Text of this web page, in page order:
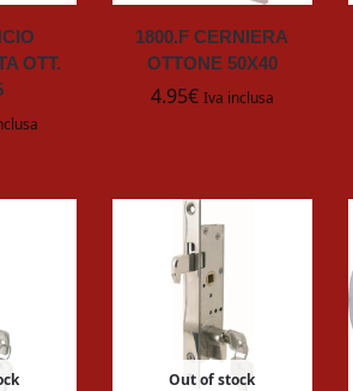
OTT.
1800.F CERNIERA
OTTONE 50X40
4.95€ Iva inclusa
Out of stock